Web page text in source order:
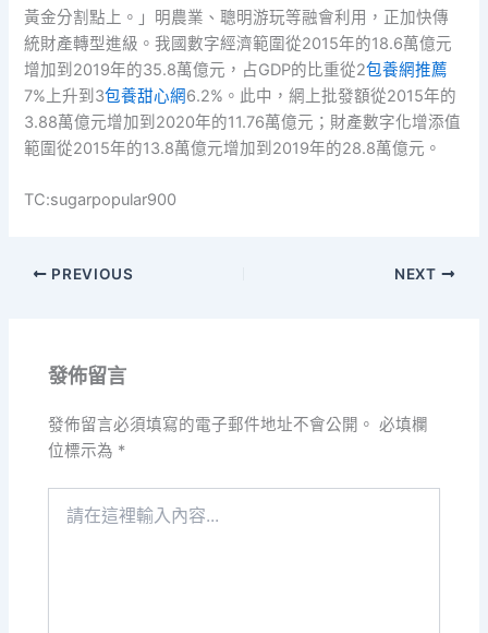
黃金分割點上。」明農業、聰明游玩等融會利用，正加快傳
統財產轉型進級。我國數字經濟範圍從2015年的18.6萬億元
增加到2019年的35.8萬億元，占GDP的比重從2包養網推薦
7%上升到3包養甜心網6.2%。此中，網上批發額從2015年的
3.88萬億元增加到2020年的11.76萬億元；財產數字化增添值
範圍從2015年的13.8萬億元增加到2019年的28.8萬億元。
TC:sugarpopular900
PREVIOUS NEXT
發佈留言
發佈留言必須填寫的電子郵件地址不會公開。 必填欄
位標示為 *